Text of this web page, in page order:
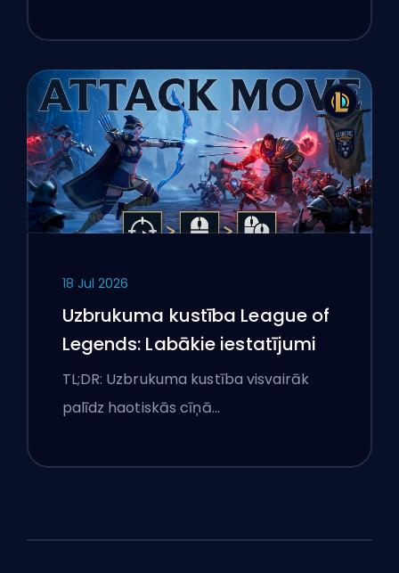
18 Jul 2026
Uzbrukuma kustība League of
Legends: Labākie iestatījumi
TL;DR: Uzbrukuma kustība visvairāk
palīdz haotiskās cīņā…